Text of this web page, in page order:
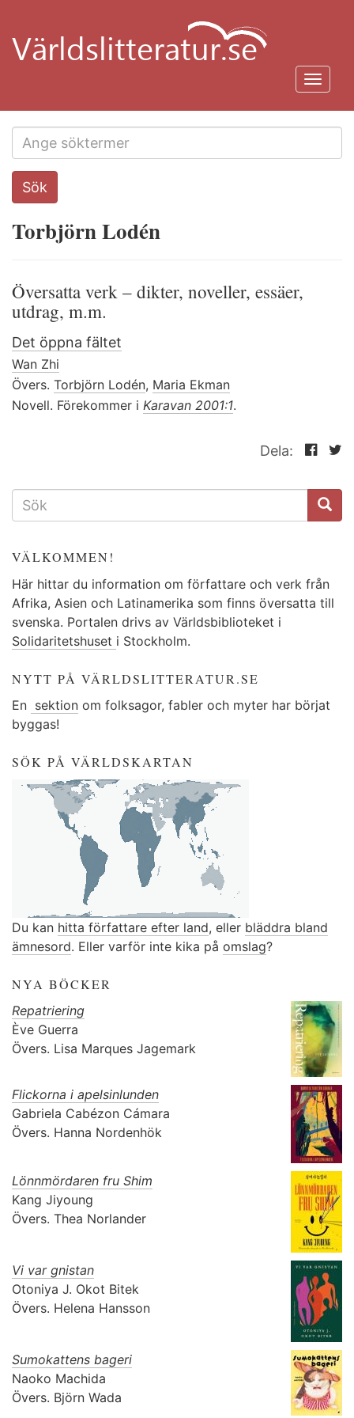
huvudinnehåll
Search
this
Sök
Torbjörn Lodén
Översatta verk – dikter, noveller, essäer,
utdrag, m.m.
Det öppna fältet
Wan Zhi
Övers. Torbjörn Lodén, Maria Ekman
Novell. Förekommer i Karavan 2001:1.
Dela:
SÖKFORMULÄR
VÄLKOMMEN!
Här hittar du information om författare och verk från
Afrika, Asien och Latinamerika som finns översatta till
svenska. Portalen drivs av Världsbiblioteket i
Solidaritetshuset i Stockholm.
NYTT PÅ VÄRLDSLITTERATUR.SE
En sektion om folksagor, fabler och myter har börjat
byggas!
SÖK PÅ VÄRLDSKARTAN
Du kan hitta författare efter land, eller bläddra bland
ämnesord. Eller varför inte kika på omslag?
NYA BÖCKER
Repatriering
Ève Guerra
Övers. Lisa Marques Jagemark
Flickorna i apelsinlunden
Gabriela Cabézon Cámara
Övers. Hanna Nordenhök
Lönnmördaren fru Shim
Kang Jiyoung
Övers. Thea Norlander
Vi var gnistan
Otoniya J. Okot Bitek
Övers. Helena Hansson
Sumokattens bageri
Naoko Machida
Övers. Björn Wada